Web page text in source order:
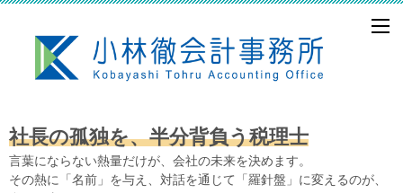
社長の孤独を、半分背負う税理士
言葉にならない熱量だけが、会社の未来を決めます。
その熱に「名前」を与え、対話を通じて「羅針盤」に変えるのが、